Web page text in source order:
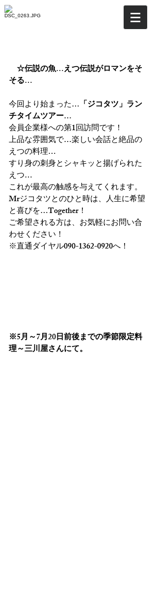
☆伝説の魚…えつ伝説がロマンをそ
そる…
今回より始まった… 「ジコタツ」ラン
チタイムツアー…
会員企業様への第1回訪問です！
上品な雰囲気で…楽しい会話と絶品の
えつの料理…
すり身の刺身とシャキッと揚げられた
えつ…
これが最高の触感を与えてくれます。
Mrジコタツとのひと時は、人生に希望
と喜びを…Together！
ご希望される方は、お気軽にお問い合
わせください！
※直通ダイヤル090-1362-0920へ！
※5月～7月20日前後までの季節限定料
理～三川屋さんにて。